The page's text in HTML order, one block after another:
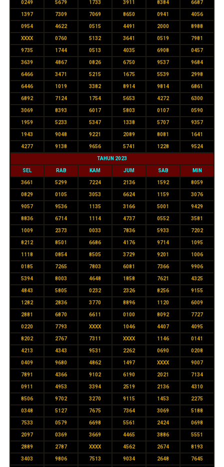
0249 5679 1733 3911 8384 6687
1397 7309 7069 8650 0941 4056
0954 4622 0515 4491 2000 8988
XXXX 0760 5132 3641 0519 7981
9735 1744 0513 4035 6908 0457
3639 4867 0826 6750 9537 9684
6466 3471 5215 1675 5539 2998
6446 1019 3382 8914 9814 6861
6892 7124 1754 5653 4272 6300
3069 8393 6017 5803 0107 0590
1959 5233 5347 1338 5707 9357
1943 9048 9221 2089 8081 1641
4277 9138 9656 5741 1228 9524
TAHUN 2023
SEL RAB KAM JUM SAB MIN
3661 5299 7224 2136 1592 8059
0829 0105 3053 6624 1159 3076
9057 9536 1135 3166 5001 9429
8836 6714 1114 4737 0552 3581
1009 2373 0033 7836 5933 7202
8212 8501 6686 4176 9714 1095
1118 0854 8505 3729 9201 1006
0185 7265 7803 6081 7366 9906
5394 8003 4648 1858 7621 4325
4843 5805 0232 2326 8256 9155
1282 2836 3770 8896 1120 6009
2881 6870 6611 0100 8092 7727
0220 7793 XXXX 1046 4407 4095
8202 2767 7311 XXXX 1146 0141
4213 4343 9531 2262 0690 0208
0409 9680 4862 1497 XXXX 9007
7891 4366 9102 6190 2021 7134
0911 4953 3394 2519 2136 4310
8506 9702 3270 9115 1453 2275
0348 5127 7675 7364 3069 5188
7533 0579 6698 5561 2424 0698
2097 0369 3669 4465 3886 5551
2889 2787 XXXX 4562 2674 8193
3403 9806 7513 9034 2648 7645